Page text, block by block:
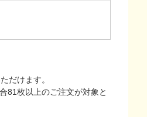
だけます。
81枚以上のご注文が対象と